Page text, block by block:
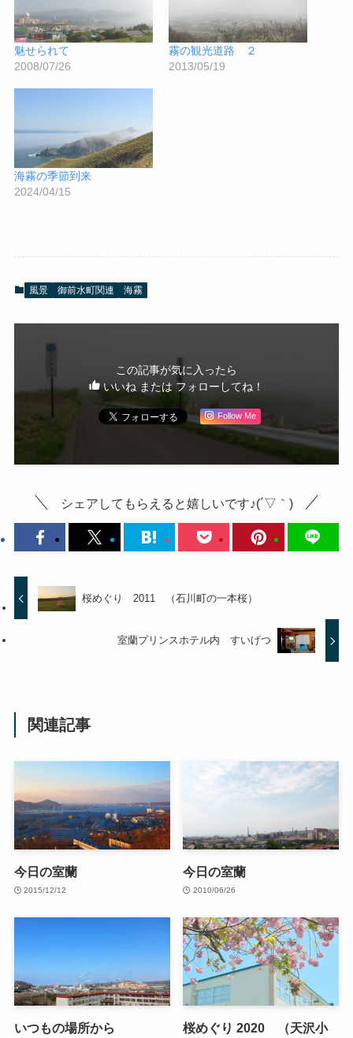
魅せられて
2008/07/26
霧の観光道路 ２
2013/05/19
海霧の季節到来
2024/04/15
風景 御前水町関連 海霧
この記事が気に入ったら
いいね または フォローしてね！
Follow Me
シェアしてもらえると嬉しいです♪(´▽｀)
桜めぐり 2011 （石川町の一本桜）
室蘭プリンスホテル内 すいげつ
関連記事
今日の室蘭
2015/12/12
今日の室蘭
2010/06/26
いつもの場所から
桜めぐり 2020 （天沢小